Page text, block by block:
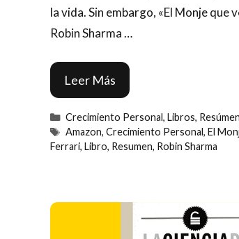
la vida. Sin embargo, «El Monje que
Robin Sharma …
Leer Más
Categorías
Crecimiento Personal, Libros,
Etiquetas
Amazon, Crecimiento Personal, El
Ferrari, Libro, Resumen, Robin Sharma